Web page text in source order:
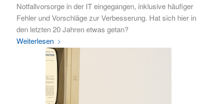
Notfallvorsorge in der IT eingegangen, inklusive häufiger
Fehler und Vorschläge zur Verbesserung. Hat sich hier in
den letzten 20 Jahren etwas getan?
Weiterlesen